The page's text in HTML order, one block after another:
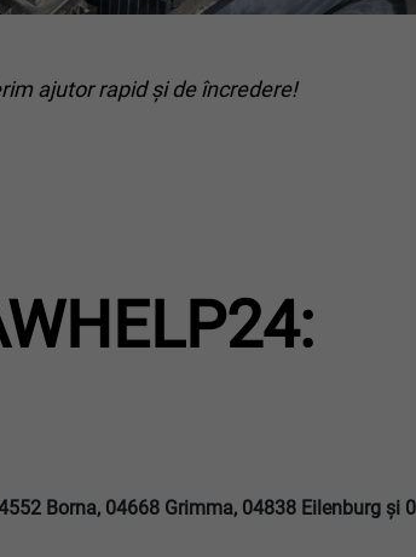
ajutor rapid și de încredere!
Borna, 04668 Grimma, 04838 Eilenburg şi